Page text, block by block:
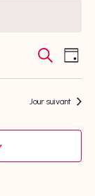
de
vues
Recherche
de
Jour
Jour suivant